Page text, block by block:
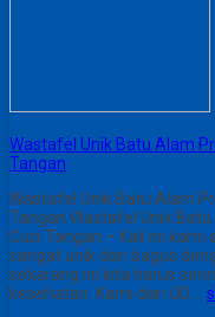
Wastafel Unik Batu Alam
Tangan
Wastafel Unik Batu Alam
Tangan Wastafel Unik
Cuci Tangan – Kali ini
sangat unik dan bagus
sekarang ini kita harus
kesehatan. Kami dari UD….